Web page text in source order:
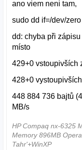
ano viem neni tam,
sudo dd if=/dev/
dd: chyba při
místo
429+0 vstoupivších
428+0
448 884 736 bajtů
MB/s
HP Compaq nx-6325
Memory 896MB
Tahr'+WinXP